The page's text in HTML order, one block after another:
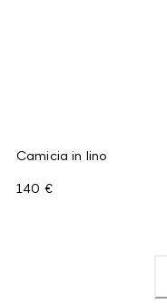
Camicia in lino
140 €